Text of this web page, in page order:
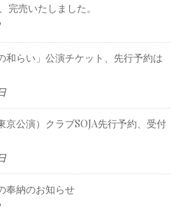
完売いたしました。
和らい」公演チケット、先行予約は
京公演）クラブSOJA先行予約、受付
奉納のお知らせ